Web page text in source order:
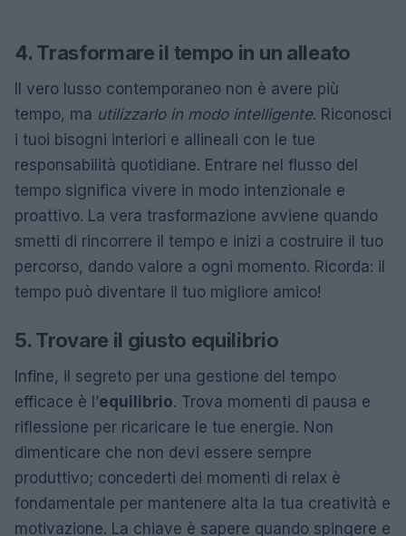
4. Trasformare il tempo in un alleato
Il vero lusso contemporaneo non è avere più
tempo, ma utilizzarlo in modo intelligente. Riconosci
i tuoi bisogni interiori e allineali con le tue
responsabilità quotidiane. Entrare nel flusso del
tempo significa vivere in modo intenzionale e
proattivo. La vera trasformazione avviene quando
smetti di rincorrere il tempo e inizi a costruire il tuo
percorso, dando valore a ogni momento. Ricorda: il
tempo può diventare il tuo migliore amico!
5. Trovare il giusto equilibrio
Infine, il segreto per una gestione del tempo
efficace è l’equilibrio. Trova momenti di pausa e
riflessione per ricaricare le tue energie. Non
dimenticare che non devi essere sempre
produttivo; concederti dei momenti di relax è
fondamentale per mantenere alta la tua creatività e
motivazione. La chiave è sapere quando spingere e